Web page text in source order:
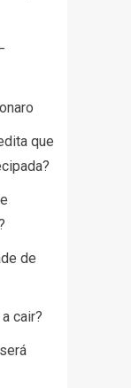
que
de
cair?